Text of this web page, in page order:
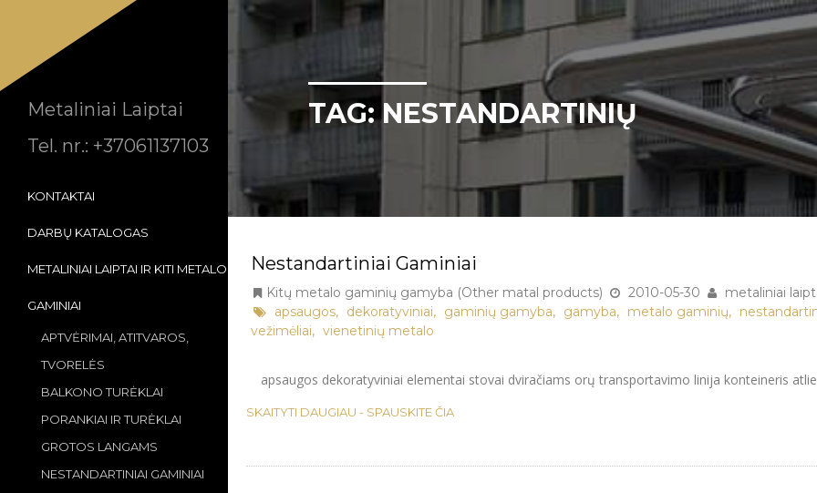
Metaliniai Laiptai
Tel. nr.: +37061137103
KONTAKTAI
DARBŲ KATALOGAS
METALINIAI LAIPTAI IR KITI METALO
GAMINIAI
APTVĖRIMAI, ATITVAROS,
TVORELĖS
BALKONO TURĖKLAI
PORANKIAI IR TURĖKLAI
GROTOS LANGAMS
NESTANDARTINIAI GAMINIAI
TAG:NESTANDARTINIŲ
Nestandartiniai Gaminiai
Kitų metalo gaminių gamyba (Other matal products) 2010-05-30
metaliniai
apsaugos, dekoratyviniai, gaminių gamyba, gamyba, metalo gaminių,
vežimėliai, vienetinių metalo
apsaugos dekoratyviniai elementai stovai dviračiams orų transportavimo linija konteineris
SKAITYTI DAUGIAU - SPAUSKITE ČIA